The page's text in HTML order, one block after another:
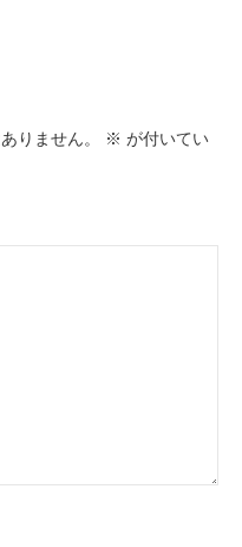
りません。 ※ が付いてい